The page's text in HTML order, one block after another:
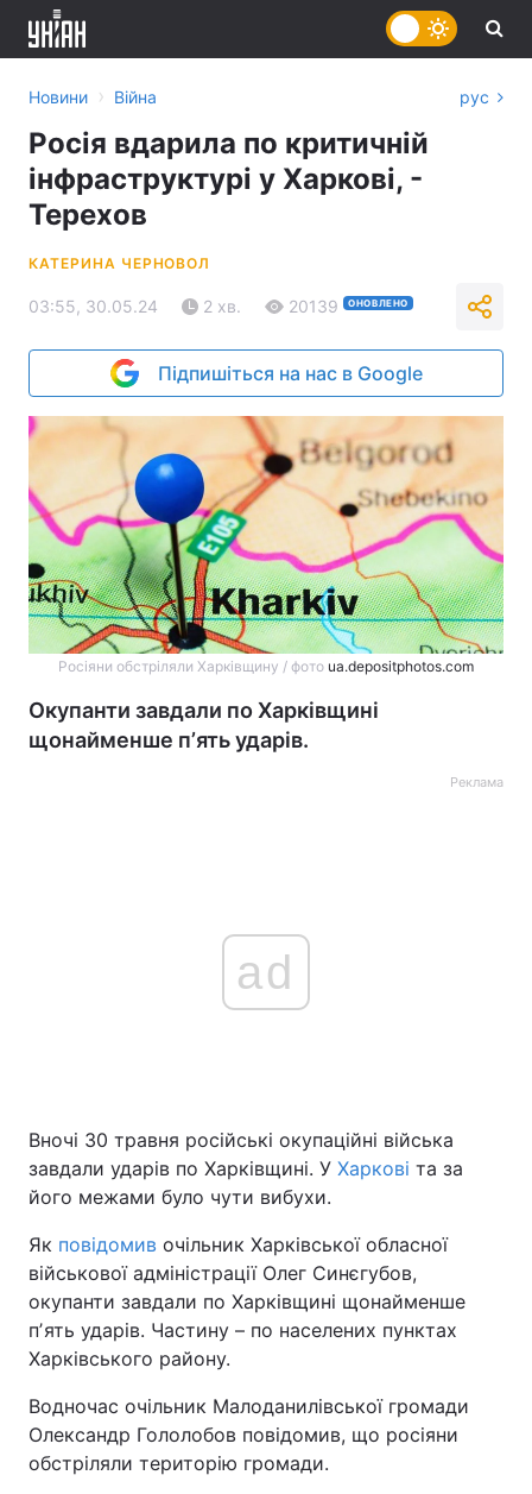
Головна Війна
Економіка Світ
Спорт Наука
Техно і зв'язок
Зброя Інциденти
Здоров'я Туризм
Новини › Війна рус
Росія вдарила по критичній
інфраструктурі у Харкові, -
Терехов
КАТЕРИНА ЧЕРНОВОЛ
03:55, 30.05.24 2 хв. 20139 ОНОВЛЕНО
Підпишіться на нас в Google
Росіяни обстріляли Харківщину / фото ua.depositphotos.com
Окупанти завдали по Харківщині
щонайменше пʼять ударів.
Реклама
ad
Вночі 30 травня російські окупаційні війська
завдали ударів по Харківщині. У Харкові та за
його межами було чути вибухи.
Як повідомив очільник Харківської обласної
військової адміністрації Олег Синєгубов,
окупанти завдали по Харківщині щонайменше
пʼять ударів. Частину – по населених пунктах
Харківського району.
Водночас очільник Малоданилівської громади
Олександр Гололобов повідомив, що росіяни
обстріляли територію громади.